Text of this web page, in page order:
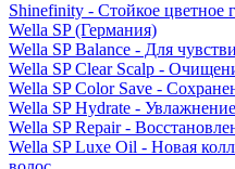
Shinefinity - Стойкое цветное
Wella SP (Германия)
Wella SP Balance - Для
Wella SP Clear Scalp -
Wella SP Color Save -
Wella SP Hydrate -
Wella SP Repair -
Wella SP Luxe Oil - Новая